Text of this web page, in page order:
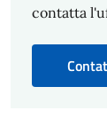
contatta